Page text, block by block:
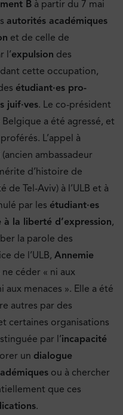
B à partir du 7 mai
autorités académiques
et de celle de
l’expulsion des
cette occupation,
étudiant·es pro-
juif·ves. Le co-président
a été agressé, et
L’appel à
(ancien ambassadeur
d’histoire de
de Tel-Aviv) à l’ULB et à
par les étudiant·es
à la liberté d’expression,
la parole des
de l’ULB, Annemie
céder « ni aux
menaces ». Elle a été
autres par des
certaines organisations
par l’incapacité
un dialogue
ou à chercher
que ces
.